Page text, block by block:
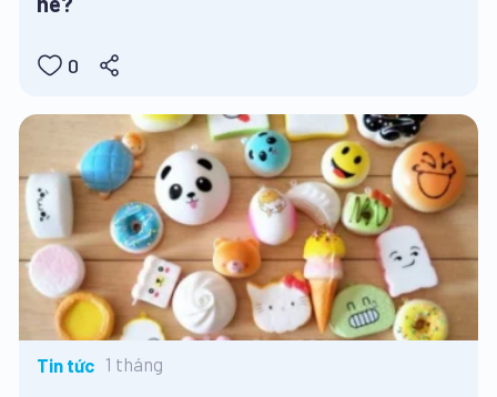
0
Tin tức 1 tháng